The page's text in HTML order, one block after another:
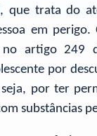
que trata do
em perigo.
no artigo 249
por
por ter
substâncias